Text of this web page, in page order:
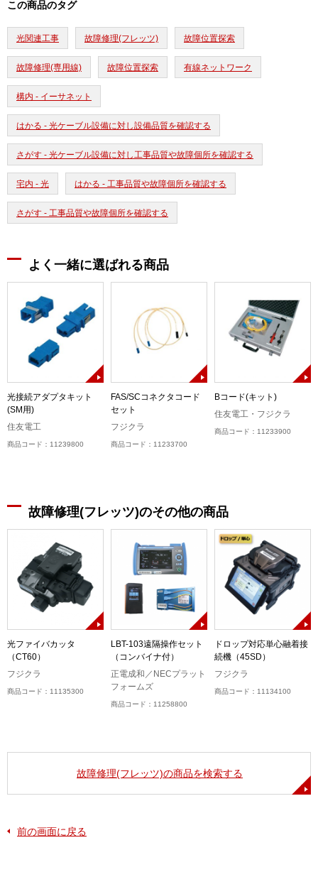
この商品のタグ
光関連工事 故障修理(フレッツ) 故障位置探索
故障修理(専用線) 故障位置探索 有線ネットワーク
構内 - イーサネット
はかる - 光ケーブル設備に対し設備品質を確認する
さがす - 光ケーブル設備に対し工事品質や故障個所を確認する
宅内 - 光 はかる - 工事品質や故障個所を確認する
さがす - 工事品質や故障個所を確認する
よく一緒に選ばれる商品
光接続アダプタキット
(SM用)
住友電工
商品コード：11239800
FAS/SCコネクタコード
セット
フジクラ
商品コード：11233700
Bコード(キット)
住友電工・フジクラ
商品コード：11233900
故障修理(フレッツ)のその他の商品
光ファイバカッタ
（CT60）
フジクラ
商品コード：11135300
LBT-103遠隔操作セット
（コンバイナ付）
正電成和／NECプラット
フォームズ
商品コード：11258800
ドロップ対応単心融着接
続機（45SD）
フジクラ
商品コード：11134100
故障修理(フレッツ)の商品を検索する
前の画面に戻る